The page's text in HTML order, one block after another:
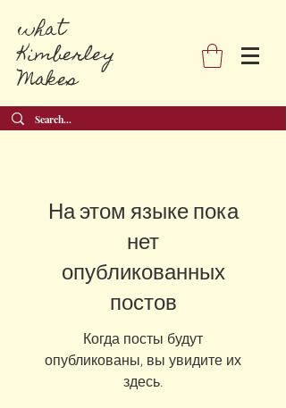
what
Kimberley
Makes
На этом языке пока
нет
опубликованных
постов
Когда посты будут
опубликованы, вы увидите их
здесь.